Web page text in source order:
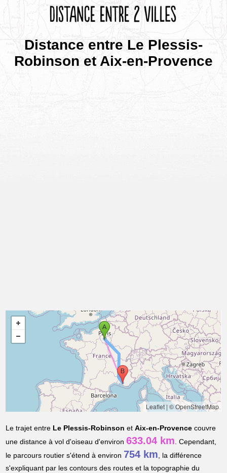
Distance entre Le Plessis-
Robinson et Aix-en-Provence
Leaflet|© OpenStreetMap
Le trajet entre Le Plessis-Robinson etAix-en-Provence couvre
une distance à vol d'oiseau d'environ633.04 km. Cependant,
le parcours routier s'étend à environ 754 km, la différence
s'expliquant par les contours des routes et la topographie du